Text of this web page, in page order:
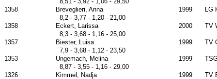
1358
Breveglieri, Anna 1999
LG
8,2 - 3,77 - 1,20 - 21,00
1358
Eckert, Larissa 2000
TV
8,3 - 3,68 - 1,16 - 25,00
1357
Biester, Luisa 1999
TV
7,9 - 3,68 - 1,12 - 23,50
1353
Ungemach, Melina 1999
8,87 - 3,55 - 1,16 - 29,00
1326
Kimmel, Nadja 1999
TV